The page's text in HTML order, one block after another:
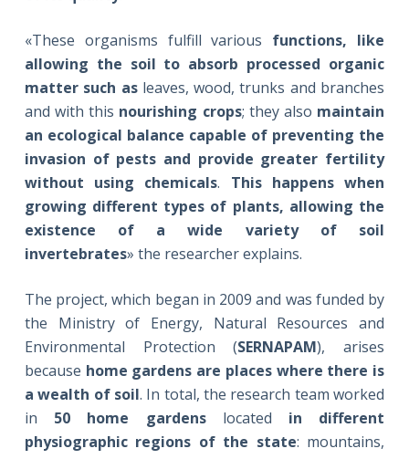
«These organisms fulfill various functions, like
allowing the soil to absorb processed organic
matter such asleaves, wood, trunks and branches
and with this nourishing crops; they also maintain
an ecological balance capable of preventing the
invasion of pests and provide greater fertility
without using chemicals. This happens when
growing different types of plants, allowing the
existence of a wide variety of soil
invertebrates» the researcher explains.
The project, which began in 2009 and was funded by
the Ministry of Energy, Natural Resources and
Environmental Protection (SERNAPAM), arises
because home gardens are places where there is
a wealth of soil. In total, the research team worked
in 50 home gardenslocated in different
physiographic regions of the state: mountains,